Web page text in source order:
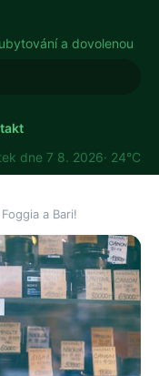
a dovolenou
dne 7 8. 2026· 24°C
a Bari!